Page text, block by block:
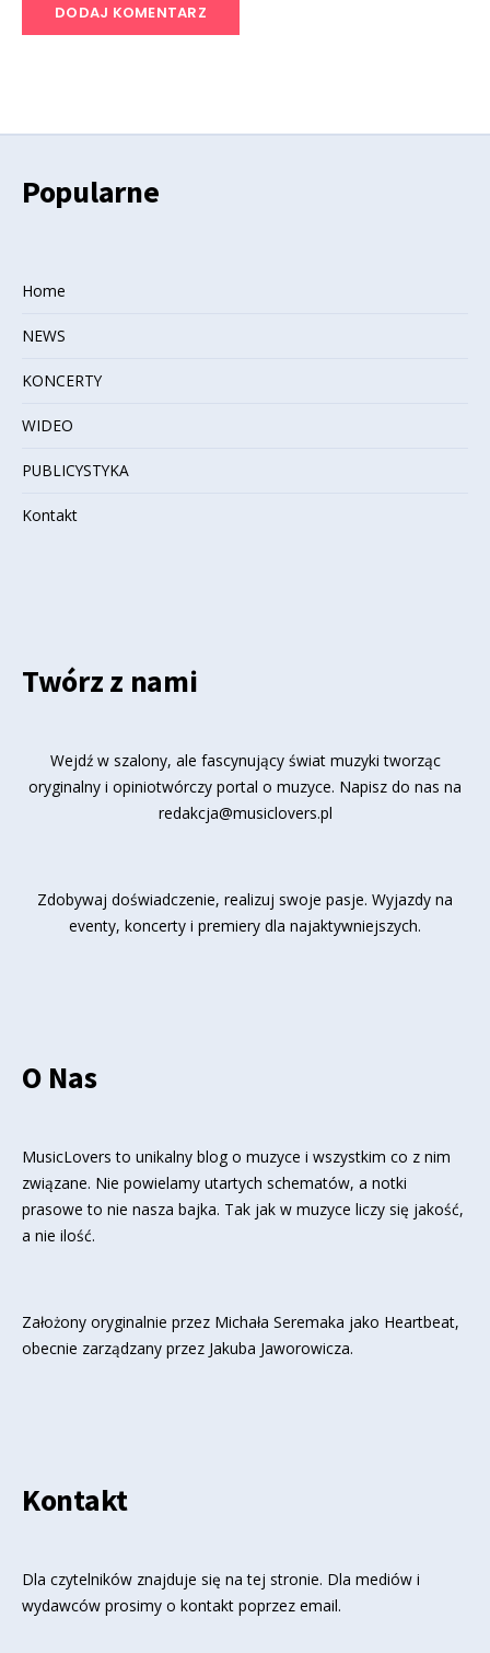
Popularne
Home
NEWS
KONCERTY
WIDEO
PUBLICYSTYKA
Kontakt
Twórz z nami
Wejdź w szalony, ale fascynujący świat muzyki tworząc
oryginalny i opiniotwórczy portal o muzyce. Napisz do nas na
redakcja@musiclovers.pl
Zdobywaj doświadczenie, realizuj swoje pasje. Wyjazdy na
eventy, koncerty i premiery dla najaktywniejszych.
O Nas
MusicLovers to unikalny blog o muzyce i wszystkim co z nim
związane. Nie powielamy utartych schematów, a notki
prasowe to nie nasza bajka. Tak jak w muzyce liczy się jakość,
a nie ilość.
Założony oryginalnie przez Michała Seremaka jako Heartbeat,
obecnie zarządzany przez Jakuba Jaworowicza.
Kontakt
Dla czytelników znajduje się na tej stronie. Dla mediów i
wydawców prosimy o kontakt poprzez email.